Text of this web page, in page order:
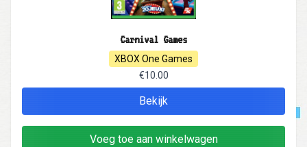
Carnival Games
XBOX One Games
€10.00
Bekijk
Voeg toe aan winkelwagen